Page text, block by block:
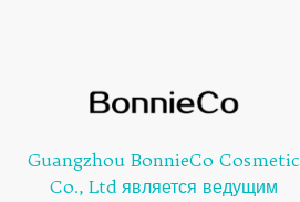
Guangzhou BonnieCo Cosmetic
Co., Ltd является ведущим